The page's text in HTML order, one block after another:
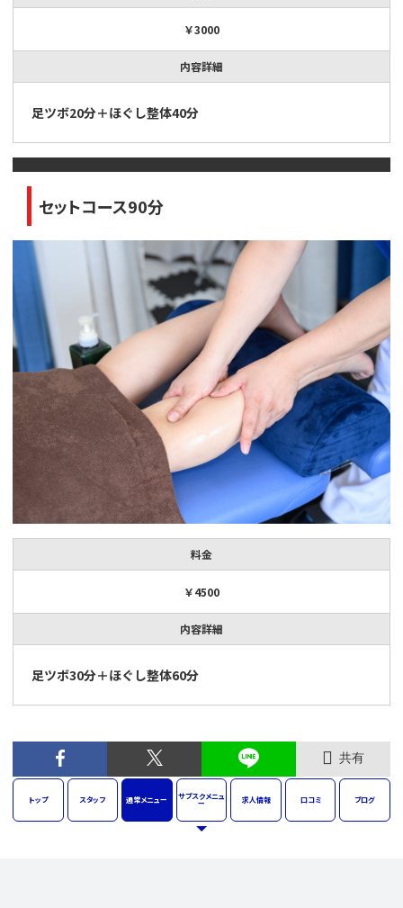
￥3000
内容詳細
足ツボ20分＋ほぐし整体40分
セットコース90分
料金
￥4500
内容詳細
足ツボ30分＋ほぐし整体60分
共有
トップ スタッフ 通常メニュー サブスクメニュ
ー 求人情報 口コミ ブログ